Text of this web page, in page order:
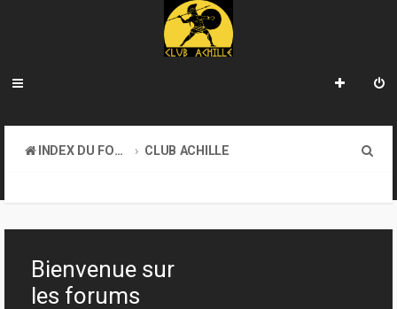
INDEX DU FORUM
CLUB ACHILLE
h
Bienvenue sur
les forums